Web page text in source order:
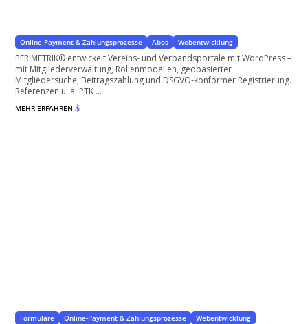
Online-Payment & Zahlungsprozesse Abos Webentwicklung
PERIMETRIK® entwickelt Vereins- und Verbandsportale mit WordPress –
mit Mitgliederverwaltung, Rollenmodellen, geobasierter
Mitgliedersuche, Beitragszahlung und DSGVO-konformer Registrierung.
Referenzen u. a. PTK ...
MEHR ERFAHREN$
Formulare Online-Payment & Zahlungsprozesse Webentwicklung